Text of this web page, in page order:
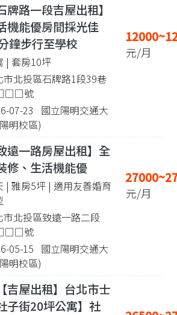
牌路一段吉屋出租】
機能優房間採光佳
鐘步行至學校
| 套房10坪
市北投區石牌路1段39巷
號
07-23 國立陽明交通大
明校區)
元/月
遠一路房屋出租】全
修、生活機能優
| 雅房5坪 | 適用友善婚育
市北投區致遠一路二段
號
05-15 國立陽明交通大
明校區)
元/月
吉屋出租】台北市士
子街20坪公寓】社